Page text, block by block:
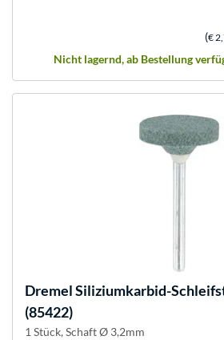
(€
Nicht lagernd, ab Bestellung
DremelSiliziumkarbid-
(85422)
1 Stück, Schaft Ø 3,2mm